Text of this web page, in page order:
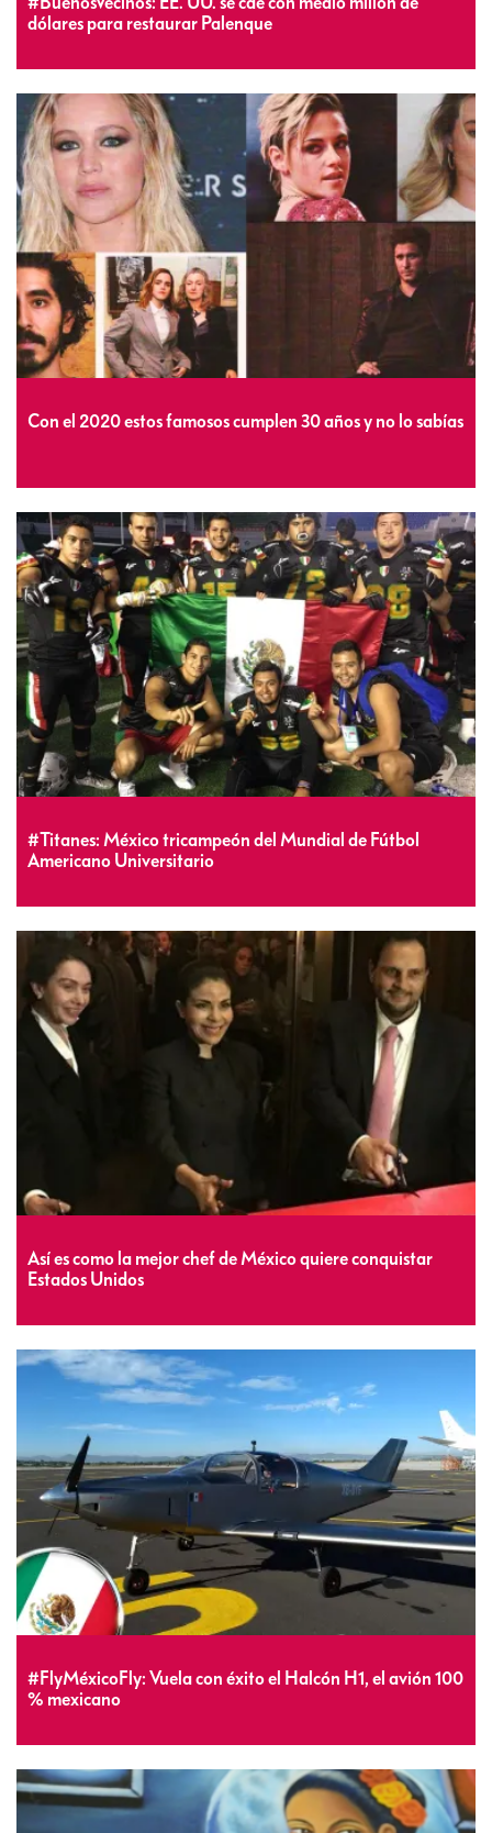
dólares para restaurar Palenque
Con el 2020 estos famosos cumplen 30 años y no lo sabías
#Titanes: México tricampeón del Mundial de Fútbol
Americano Universitario
Así es como la mejor chef de México quiere conquistar
Estados Unidos
#FlyMéxicoFly: Vuela con éxito el Halcón H1, el avión 100
% mexicano